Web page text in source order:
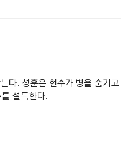
다. 성훈은 현수가 병을 숨기고
설득한다.